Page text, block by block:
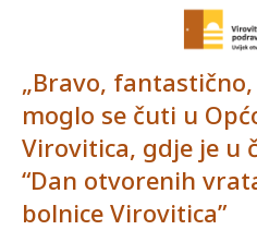
„Bravo,
moglo se čuti u
Virovitica, gdje je u
“Dan otvorenih
bolnice Virovitica”